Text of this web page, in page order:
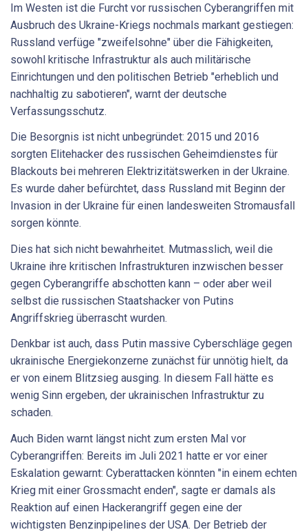
Im Westen ist die Furcht vor russischen Cyberangriffen mit
Ausbruch des Ukraine-Kriegs nochmals markant gestiegen:
Russland verfüge "zweifelsohne" über die Fähigkeiten,
sowohl kritische Infrastruktur als auch militärische
Einrichtungen und den politischen Betrieb "erheblich und
nachhaltig zu sabotieren", warnt der deutsche
Verfassungsschutz.
Die Besorgnis ist nicht unbegründet: 2015 und 2016
sorgten Elitehacker des russischen Geheimdienstes für
Blackouts bei mehreren Elektrizitätswerken in der Ukraine.
Es wurde daher befürchtet, dass Russland mit Beginn der
Invasion in der Ukraine für einen landesweiten Stromausfall
sorgen könnte.
Dies hat sich nicht bewahrheitet. Mutmasslich, weil die
Ukraine ihre kritischen Infrastrukturen inzwischen besser
gegen Cyberangriffe abschotten kann – oder aber weil
selbst die russischen Staatshacker von Putins
Angriffskrieg überrascht wurden.
Denkbar ist auch, dass Putin massive Cyberschläge gegen
ukrainische Energiekonzerne zunächst für unnötig hielt, da
er von einem Blitzsieg ausging. In diesem Fall hätte es
wenig Sinn ergeben, der ukrainischen Infrastruktur zu
schaden.
Auch Biden warnt längst nicht zum ersten Mal vor
Cyberangriffen: Bereits im Juli 2021 hatte er vor einer
Eskalation gewarnt: Cyberattacken könnten "in einem echten
Krieg mit einer Grossmacht enden", sagte er damals als
Reaktion auf einen Hackerangriff gegen eine der
wichtigsten Benzinpipelines der USA. Der Betrieb der